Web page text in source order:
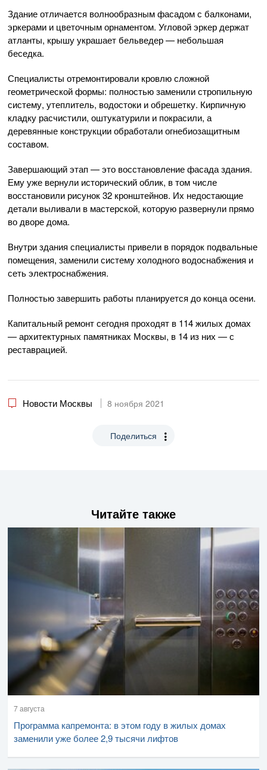
Здание отличается волнообразным фасадом с балконами,
эркерами и цветочным орнаментом. Угловой эркер держат
атланты, крышу украшает бельведер — небольшая
беседка.
Специалисты отремонтировали кровлю сложной
геометрической формы: полностью заменили стропильную
систему, утеплитель, водостоки и обрешетку. Кирпичную
кладку расчистили, оштукатурили и покрасили, а
деревянные конструкции обработали огнебиозащитным
составом.
Завершающий этап — это восстановление фасада здания.
Ему уже вернули исторический облик, в том числе
восстановили рисунок 32 кронштейнов. Их недостающие
детали выливали в мастерской, которую развернули прямо
во дворе дома.
Внутри здания специалисты привели в порядок подвальные
помещения, заменили систему холодного водоснабжения и
сеть электроснабжения.
Полностью завершить работы планируется до конца осени.
Капитальный ремонт сегодня проходят в 114 жилых домах
— архитектурных памятниках Москвы, в 14 из них — с
реставрацией.
Новости Москвы 8 ноября 2021
Поделиться
Читайте также
7 августа
Программа капремонта: в этом году в жилых домах
заменили уже более 2,9 тысячи лифтов